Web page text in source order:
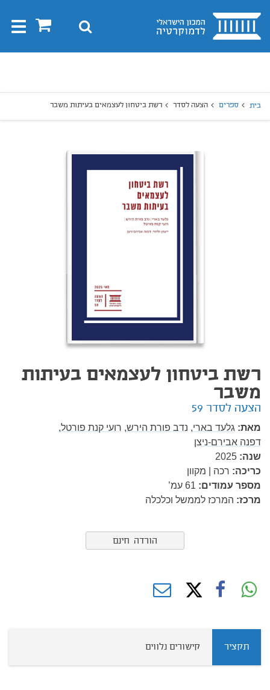
בית 0 חיפוש
בית ספרים הצעה לסדר רשת ביטחון לעצמאים בעיתות משבר
רשת ביטחון לעצמאים בעיתות
משבר
הצעה לסדר 59
מאת: גלעד בארי, נדב פורת הירש, רועי קנת פורטל,
דפנה אבירם-ניצן
שנה: 2025
כריכה: רכה | מקוון
מספר עמודים: 61 עמ’
מרכז: המרכז לממשל וכלכלה
הורדה חינם
תקציר קישורים נלווים